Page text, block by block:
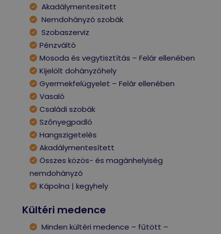
Akadálymentesített
Nemdohányzó szobák
Szobaszerviz
Pénzváltó
Mosoda és vegytisztítás – Felár ellenében
Kijelölt dohányzóhely
Gyermekfelügyelet – Felár ellenében
Vasaló
Családi szobák
Szőnyegpadló
Hangszigetelés
Akadálymentesített
Összes közös- és magánhelyiség
nemdohányzó
Kápolna | kegyhely
Kültéri medence
Minden kültéri medence – fűtött –